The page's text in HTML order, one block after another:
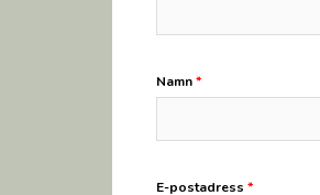
Namn*
E-postadress *